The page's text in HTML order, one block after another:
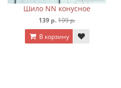
Шило NN конусное
139 р.199 р.
В корзину